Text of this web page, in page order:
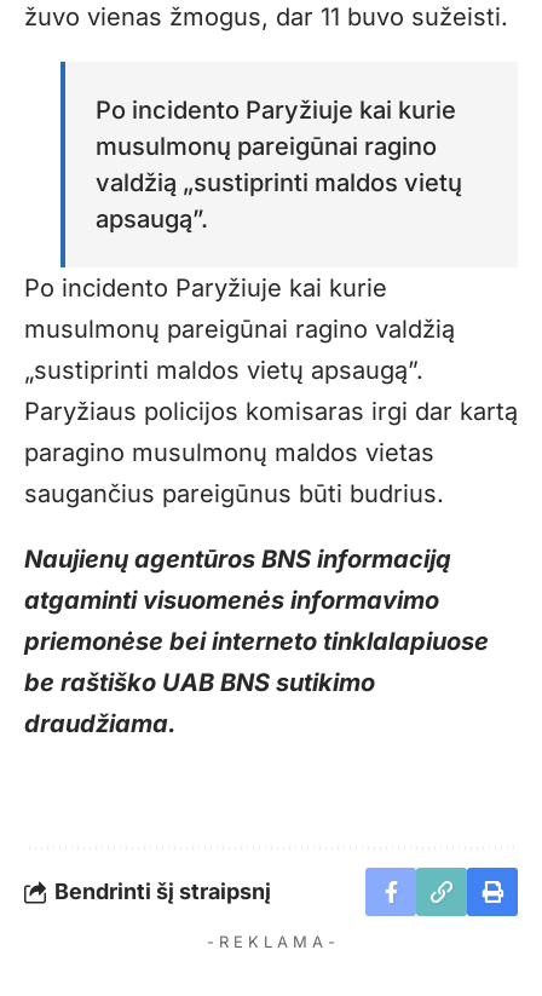
žuvo vienas žmogus, dar 11 buvo sužeisti.
Po incidento Paryžiuje kai kurie
musulmonų pareigūnai ragino
valdžią „sustiprinti maldos vietų
apsaugą”.
Po incidento Paryžiuje kai kurie
musulmonų pareigūnai ragino valdžią
„sustiprinti maldos vietų apsaugą”.
Paryžiaus policijos komisaras irgi dar kartą
paragino musulmonų maldos vietas
saugančius pareigūnus būti budrius.
Naujienų agentūros BNS informaciją
atgaminti visuomenės informavimo
priemonėse bei interneto tinklalapiuose
be raštiško UAB BNS sutikimo
draudžiama.
Bendrinti šį straipsnį
- R E K L A M A -